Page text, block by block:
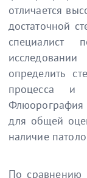
отличается
достаточной
специалист
определить
процесса и
Флюорография
для общей
наличие
По сравнению